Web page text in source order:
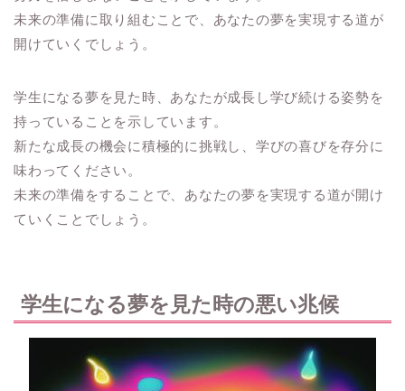
未来の準備に取り組むことで、あなたの夢を実現する道が
開けていくでしょう。
学生になる夢を見た時、あなたが成長し学び続ける姿勢を
持っていることを示しています。
新たな成長の機会に積極的に挑戦し、学びの喜びを存分に
味わってください。
未来の準備をすることで、あなたの夢を実現する道が開け
ていくことでしょう。
学生になる夢を見た時の悪い兆候